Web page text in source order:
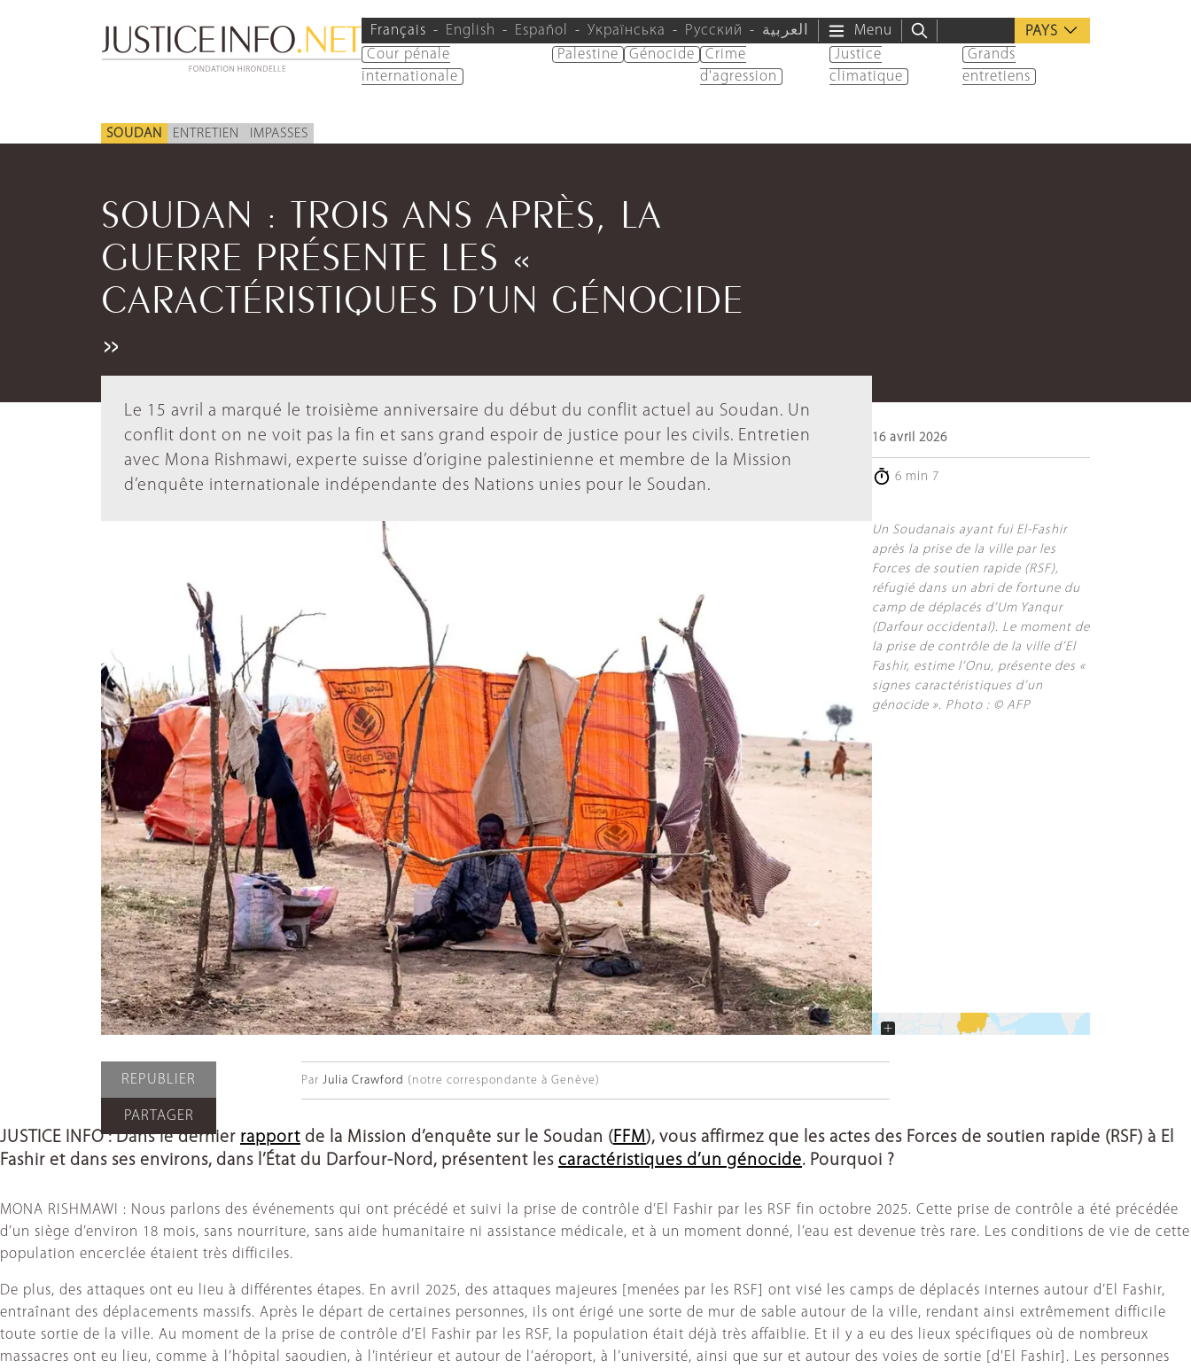
Français English Español Українська Русский العربية Menu
PAYS
Cour pénale
internationale
Palestine Génocide
Crime
d'agression
Justice
climatique
Grands
entretiens
SOUDAN ENTRETIEN IMPASSES
SOUDAN : TROIS ANS APRÈS, LA
GUERRE PRÉSENTE LES «
CARACTÉRISTIQUES D’UN GÉNOCIDE
»
Le 15 avril a marqué le troisième anniversaire du début du conflit actuel au Soudan. Un
conflit dont on ne voit pas la fin et sans grand espoir de justice pour les civils. Entretien
avec Mona Rishmawi, experte suisse d’origine palestinienne et membre de la Mission
d’enquête internationale indépendante des Nations unies pour le Soudan.
16 avril 2026
6 min 7
Un Soudanais ayant fui El-Fashir
après la prise de la ville par les
Forces de soutien rapide (RSF),
réfugié dans un abri de fortune du
camp de déplacés d’Um Yanqur
(Darfour occidental). Le moment de
la prise de contrôle de la ville d’El
Fashir, estime l’Onu, présente des «
signes caractéristiques d’un
génocide ». Photo : © AFP
+
REPUBLIER
PARTAGER
Par Julia Crawford (notre correspondante à Genève)
JUSTICE INFO : Dans le dernier rapport de la Mission d’enquête sur le Soudan (FFM), vous affirmez que les actes des Forces de soutien rapide (RSF) à El
Fashir et dans ses environs, dans l’État du Darfour-Nord, présentent les caractéristiques d’un génocide. Pourquoi ?
MONA RISHMAWI : Nous parlons des événements qui ont précédé et suivi la prise de contrôle d’El Fashir par les RSF fin octobre 2025. Cette prise de contrôle a été précédée
d’un siège d’environ 18 mois, sans nourriture, sans aide humanitaire ni assistance médicale, et à un moment donné, l’eau est devenue très rare. Les conditions de vie de cette
population encerclée étaient très difficiles.
De plus, des attaques ont eu lieu à différentes étapes. En avril 2025, des attaques majeures [menées par les RSF] ont visé les camps de déplacés internes autour d’El Fashir,
entraînant des déplacements massifs. Après le départ de certaines personnes, ils ont érigé une sorte de mur de sable autour de la ville, rendant ainsi extrêmement difficile
toute sortie de la ville. Au moment de la prise de contrôle d’El Fashir par les RSF, la population était déjà très affaiblie. Et il y a eu des lieux spécifiques où de nombreux
massacres ont eu lieu, comme à l’hôpital saoudien, à l’intérieur et autour de l’aéroport, à l’université, ainsi que sur et autour des voies de sortie [d’El Fashir]. Les personnes